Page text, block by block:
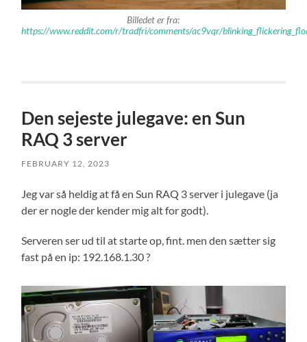
Billedet er fra:
https://www.reddit.com/r/tradfri/comments/ac9vqr/
Den sejeste julegave: en Sun
RAQ 3 server
FEBRUARY 12, 2023
Jeg var så heldig at få en Sun RAQ 3 server i julegave (ja
der er nogle der kender mig alt for godt).
Serveren ser ud til at starte op, fint. men den sætter sig
fast på en ip: 192.168.1.30 ?